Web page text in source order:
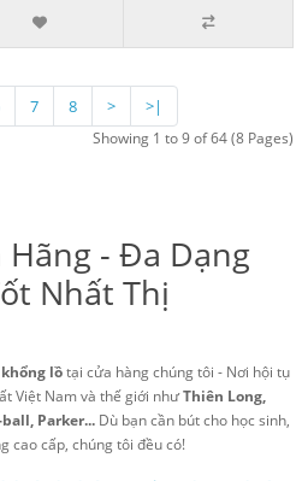
7 8 > >|
Showing 1 to 9 of 64 (8 Pages)
- Đa Dạng
Nhất Thị
lồtại cửa hàng chúng tôi - Nơi hội tụ
Việt Nam và thế giới nhưThiên Long,
Parker... Dù bạn cần bút cho học sinh,
cao cấp, chúng tôi đều có!